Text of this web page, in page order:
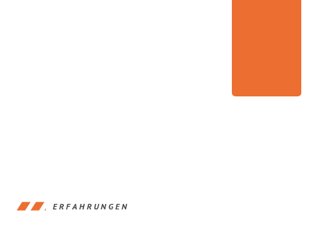
ERFAHRUNGEN